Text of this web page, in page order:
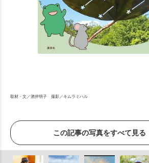
取材・文／酒井明子​ 撮影／キムラミハル
この記事の写真をすべて見る